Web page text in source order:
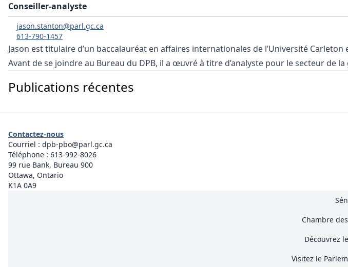
Conseiller-analyste
jason.stanton@parl.gc.ca
613-790-1457
Jason est titulaire d’un baccalauréat en affaires internationales de l’Université
Avant de se joindre au Bureau du DPB, il a œuvré à titre d’analyste pour le secteur de
Publications récentes
Chambre
Découvrez
Visitez le
Contactez-nous
Courriel : dpb-pbo@parl.gc.ca
Téléphone : 613-992-8026
99 rue Bank, Bureau 900
Ottawa, Ontario
K1A 0A9